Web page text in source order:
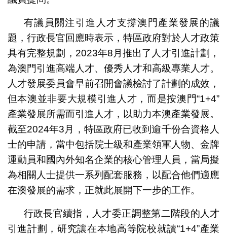
有議員關注引進人才支撐澳門產業發展的議
題，行政長官回應時表示，特區政府對於人才政策
具有完整規劃，2023年8月推出了人才引進計劃，
為澳門引進高端人才、優秀人才和高級專業人才。
人才發展委員會早前召開會議檢討了計劃的成效，
但本澳並非要大規模引進人才，而是按澳門“1+4”
產業發展所需而引進人才，以助力本澳產業發展。
截至2024年3月，特區政府已收到逾千份合資格人
士的申請，當中包括院士級和產業領軍人物、金牌
運動員和國內外知名企業的核心管理人員，當局擬
為相關人士提供一系列配套服務，以配合他們適應
在澳發展的需求，正就此展開下一步的工作。
行政長官續指，人才委正調整第二階段的人才
引進計劃，研究讓在本地高等院校就讀“1+4”產業